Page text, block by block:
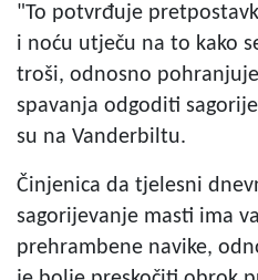
"To potvrđuje
i noću utječu na to kako
troši, odnosno
spavanja odgoditi
su na Vanderbiltu.
Činjenica da tjelesni
sagorijevanje masti ima
prehrambene navike,